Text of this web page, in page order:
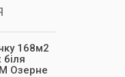
168м2
біля
Озерне